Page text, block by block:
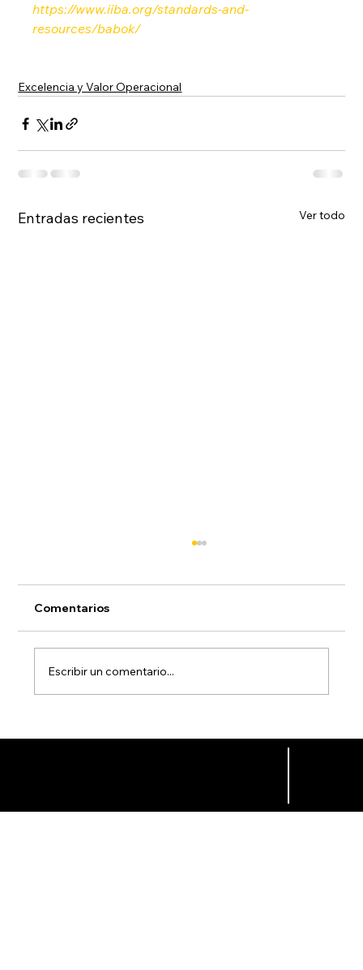
https://www.iiba.org/standards-and-
resources/babok/
Excelencia y Valor Operacional
Entradas recientes Ver todo
Programables (PLC) y su evolución
Comentarios
Escribir un comentario...